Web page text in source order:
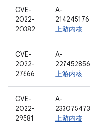
CVE-
2022-
20382
A-
214245176
上游内核
CVE-
2022-
27666
A-
227452856
上游内核
CVE-
2022-
29581
A-
233075473
上游内核